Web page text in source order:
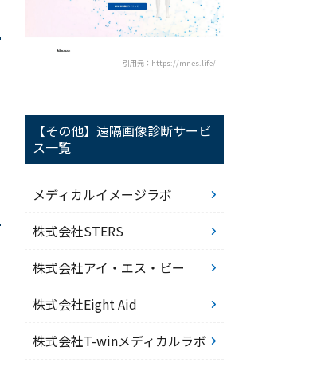
引用元：https://mnes.life/
【その他】遠隔画像診断サービ
ス一覧
メディカルイメージラボ
株式会社STERS
株式会社アイ・エス・ビー
株式会社Eight Aid
株式会社T-winメディカルラボ